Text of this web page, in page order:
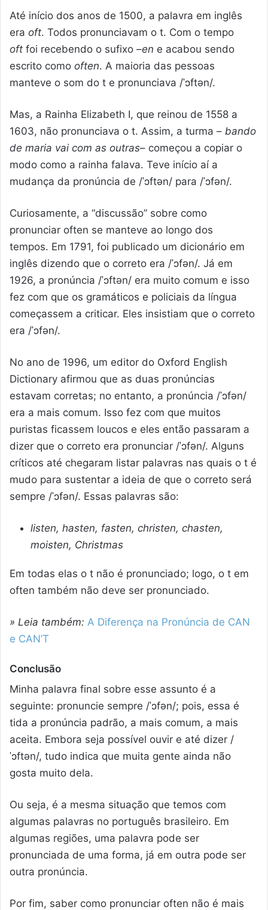
Até início dos anos de 1500, a palavra em inglês
era oft. Todos pronunciavam o t. Com o tempo
oft foi recebendo o sufixo –en e acabou sendo
escrito como often. A maioria das pessoas
manteve o som do t e pronunciava /ˈɔftən/.
Mas, a Rainha Elizabeth I, que reinou de 1558 a
1603, não pronunciava o t. Assim, a turma – bando
de maria vai com as outras– começou a copiar o
modo como a rainha falava. Teve início aí a
mudança da pronúncia de /ˈɔftən/ para /ˈɔfən/.
Curiosamente, a “discussão” sobre como
pronunciar often se manteve ao longo dos
tempos. Em 1791, foi publicado um dicionário em
inglês dizendo que o correto era /ˈɔfən/. Já em
1926, a pronúncia /ˈɔftən/ era muito comum e isso
fez com que os gramáticos e policiais da língua
começassem a criticar. Eles insistiam que o correto
era /ˈɔfən/.
No ano de 1996, um editor do Oxford English
Dictionary afirmou que as duas pronúncias
estavam corretas; no entanto, a pronúncia /ˈɔfən/
era a mais comum. Isso fez com que muitos
puristas ficassem loucos e eles então passaram a
dizer que o correto era pronunciar /ˈɔfən/. Alguns
críticos até chegaram listar palavras nas quais o t é
mudo para sustentar a ideia de que o correto será
sempre /ˈɔfən/. Essas palavras são:
listen, hasten, fasten, christen, chasten,
moisten, Christmas
Em todas elas o t não é pronunciado; logo, o t em
often também não deve ser pronunciado.
» Leia também: A Diferença na Pronúncia de CAN
e CAN’T
Conclusão
Minha palavra final sobre esse assunto é a
seguinte: pronuncie sempre /ˈɔfən/; pois, essa é
tida a pronúncia padrão, a mais comum, a mais
aceita. Embora seja possível ouvir e até dizer /
ˈɔftən/, tudo indica que muita gente ainda não
gosta muito dela.
Ou seja, é a mesma situação que temos com
algumas palavras no português brasileiro. Em
algumas regiões, uma palavra pode ser
pronunciada de uma forma, já em outra pode ser
outra pronúncia.
Por fim, saber como pronunciar often não é mais